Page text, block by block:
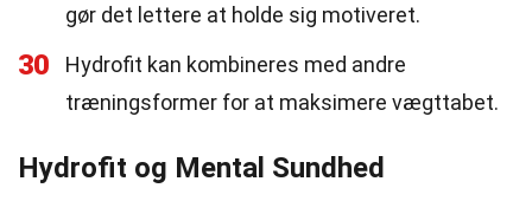
gør det lettere at holde sig motiveret.
30
Hydrofit kan kombineres med andre
træningsformer for at maksimere vægttabet.
Hydrofit og Mental Sundhed